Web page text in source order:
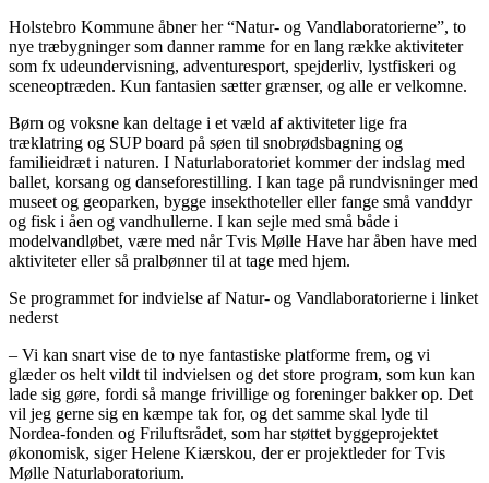
Holstebro Kommune åbner her “Natur- og Vandlaboratorierne”, to
nye træbygninger som danner ramme for en lang række aktiviteter
som fx udeundervisning, adventuresport, spejderliv, lystfiskeri og
sceneoptræden. Kun fantasien sætter grænser, og alle er velkomne.
Børn og voksne kan deltage i et væld af aktiviteter lige fra
træklatring og SUP board på søen til snobrødsbagning og
familieidræt i naturen. I Naturlaboratoriet kommer der indslag med
ballet, korsang og danseforestilling. I kan tage på rundvisninger med
museet og geoparken, bygge insekthoteller eller fange små vanddyr
og fisk i åen og vandhullerne. I kan sejle med små både i
modelvandløbet, være med når Tvis Mølle Have har åben have med
aktiviteter eller så pralbønner til at tage med hjem.
Se programmet for indvielse af Natur- og Vandlaboratorierne i linket
nederst
– Vi kan snart vise de to nye fantastiske platforme frem, og vi
glæder os helt vildt til indvielsen og det store program, som kun kan
lade sig gøre, fordi så mange frivillige og foreninger bakker op. Det
vil jeg gerne sig en kæmpe tak for, og det samme skal lyde til
Nordea-fonden og Friluftsrådet, som har støttet byggeprojektet
økonomisk, siger Helene Kiærskou, der er projektleder for Tvis
Mølle Naturlaboratorium.